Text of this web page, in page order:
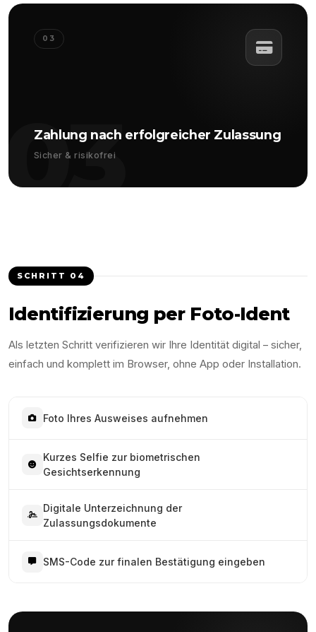
03
03
Zahlung nach erfolgreicher Zulassung
Sicher & risikofrei
SCHRITT 04
Identifizierung per Foto-Ident
Als letzten Schritt verifizieren wir Ihre Identität digital – sicher,
einfach und komplett im Browser, ohne App oder Installation.
Foto Ihres Ausweises aufnehmen
Kurzes Selfie zur biometrischen
Gesichtserkennung
Digitale Unterzeichnung der
Zulassungsdokumente
SMS-Code zur finalen Bestätigung eingeben